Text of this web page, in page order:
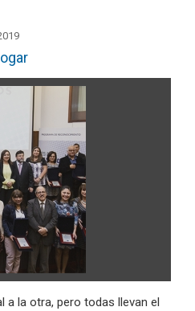
a la otra, pero todas llevan el